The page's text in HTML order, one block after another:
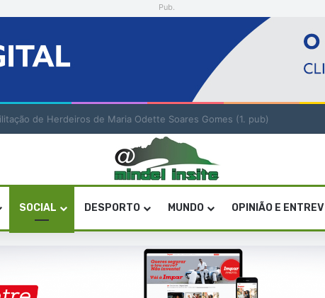
Pub.
de Herdeiros de Maria Odette Soares Gomes (1. pub)
SOCIAL DESPORTO MUNDO OPINIÃO E